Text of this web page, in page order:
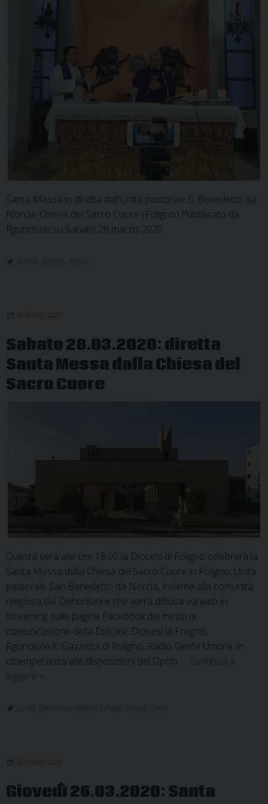
Santa Messa in diretta dall'Unità pastorale S. Benedetto da
Norcia. Chiesa del Sacro Cuore (Foligno) Pubblicato da
Rgunotizie su Sabato 28 marzo 2020
diretta Foligno messa
28 MARZO 2020
Sabato 28.03.2020: diretta
Santa Messa dalla Chiesa del
Sacro Cuore
Questa sera alle ore 18.00 la Diocesi di Foligno celebrerà la
Santa Messa dalla Chiesa del Sacro Cuore in Foligno, Unità
pastorale San Benedetto da Norcia, insieme alla comunità
religiosa dei Dehoniani e che verrà diffusa via web in
streaming sulle pagine Facebook dei mezzi di
comunicazione della Diocesi: Diocesi di Foligno,
Rgunotizie.it, Gazzetta di Foligno, Radio Gente Umbra. In
ottemperanza alle disposizioni del Dpcm … Continua a
leggere Sabato
diretta
Chiesa
Sacro
»
cuore Dehoniani diretta Foligno messa Sacro
26 MARZO 2020
Giovedì 26.03.2020: Santa